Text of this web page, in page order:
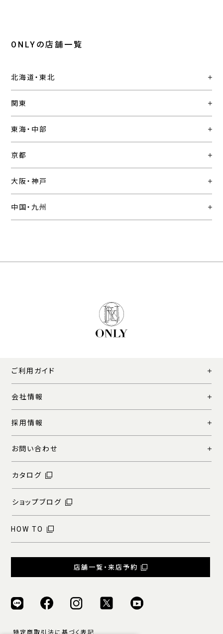
ONLYの店舗一覧
北海道・東北
関東
東海・中部
京都
大阪・神戸
中国・九州
ご利用ガイド
会社情報
採用情報
お問い合わせ
カタログ
ショップブログ
HOW TO
店舗一覧・来店予約
特定商取引法に基づく表記